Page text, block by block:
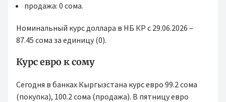
продажа: 0 сома.
Номинальный курс доллара в НБ КР с 29.06.2026 –
87.45 сома за единицу (0).
Курс евро к сому
Сегодня в банках Кыргызстана курс евро 99.2 сома
(покупка), 100.2 сома (продажа). В пятницу евро